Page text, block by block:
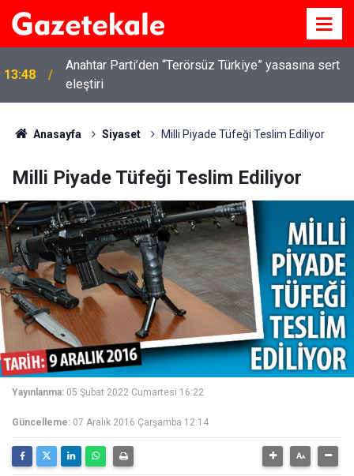
13:07
Kırıkkale’de hayvan hastalıklarına karşı denetimler
artırıldı
Anasayfa Siyaset Milli Piyade Tüfeği Teslim Ediliyor
Milli Piyade Tüfeği Teslim Ediliyor
Yayınlanma: 05 Şubat 2022 Cumartesi 16:22
Güncelleme: 07 Aralık 2016 Çarşamba 12:14